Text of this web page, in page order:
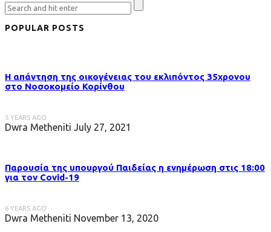
POPULAR POSTS
Η απάντηση της οικογένειας του εκλιπόντος 35χρονου
στo Νοσοκομείο Κορίνθου
5 YEARS AGO
Dwra Metheniti July 27, 2021
Παρουσία της υπουργού Παιδείας η ενημέρωση στις 18:00
για τον Covid-19
6 YEARS AGO
Dwra Metheniti November 13, 2020